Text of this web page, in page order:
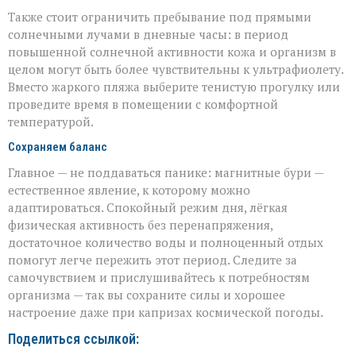
Также стоит ограничить пребывание под прямыми
солнечными лучами в дневные часы: в период
повышенной солнечной активности кожа и организм в
целом могут быть более чувствительны к ультрафиолету.
Вместо жаркого пляжа выберите тенистую прогулку или
проведите время в помещении с комфортной
температурой.
Сохраняем баланс
Главное — не поддаваться панике: магнитные бури —
естественное явление, к которому можно
адаптироваться. Спокойный режим дня, лёгкая
физическая активность без перенапряжения,
достаточное количество воды и полноценный отдых
помогут легче пережить этот период. Следите за
самочувствием и прислушивайтесь к потребностям
организма — так вы сохраните силы и хорошее
настроение даже при капризах космической погоды.
Поделиться ссылкой: